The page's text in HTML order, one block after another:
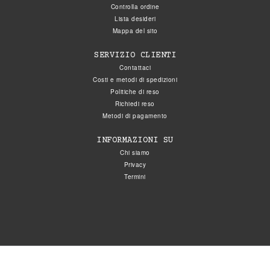
Controlla ordine
Lista desideri
Mappa del sito
SERVIZIO CLIENTI
Contattaci
Costi e metodi di spedizioni
Politiche di reso
Richiedi reso
Metodi di pagamento
INFORMAZIONI SU
Chi siamo
Privacy
Termini